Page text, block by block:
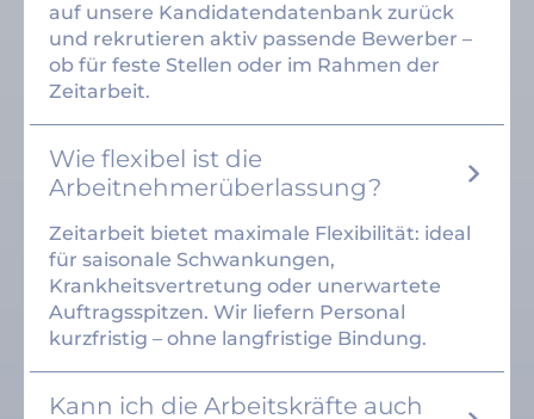
auf unsere Kandidatendatenbank zurück
und rekrutieren aktiv passende Bewerber –
ob für feste Stellen oder im Rahmen der
Zeitarbeit.
Wie flexibel ist die
Arbeitnehmerüberlassung?
Zeitarbeit bietet maximale Flexibilität: ideal
für saisonale Schwankungen,
Krankheitsvertretung oder unerwartete
Auftragsspitzen. Wir liefern Personal
kurzfristig – ohne langfristige Bindung.
Kann ich die Arbeitskräfte auch